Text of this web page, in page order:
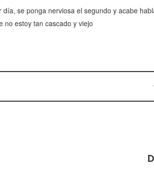
se ponga nerviosa el segundo y acabe
no estoy tan cascado y viejo